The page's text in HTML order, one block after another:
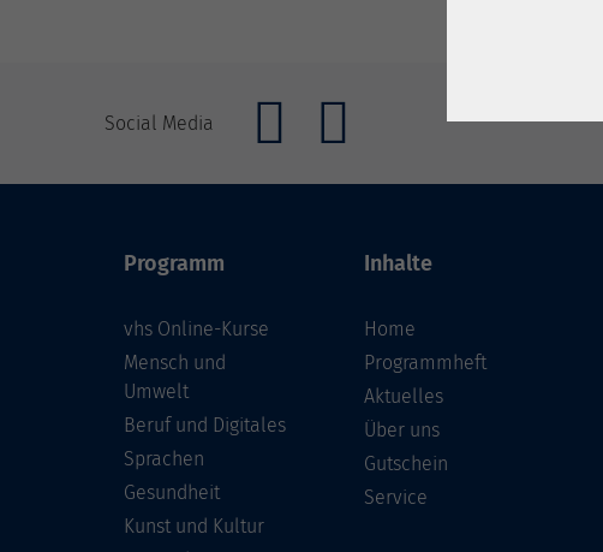
Social Media
Programm
vhs Online-Kurse
Mensch und
Umwelt
Beruf und Digitales
Sprachen
Gesundheit
Kunst und Kultur
Inhalte
Home
Programmheft
Aktuelles
Über uns
Gutschein
Service